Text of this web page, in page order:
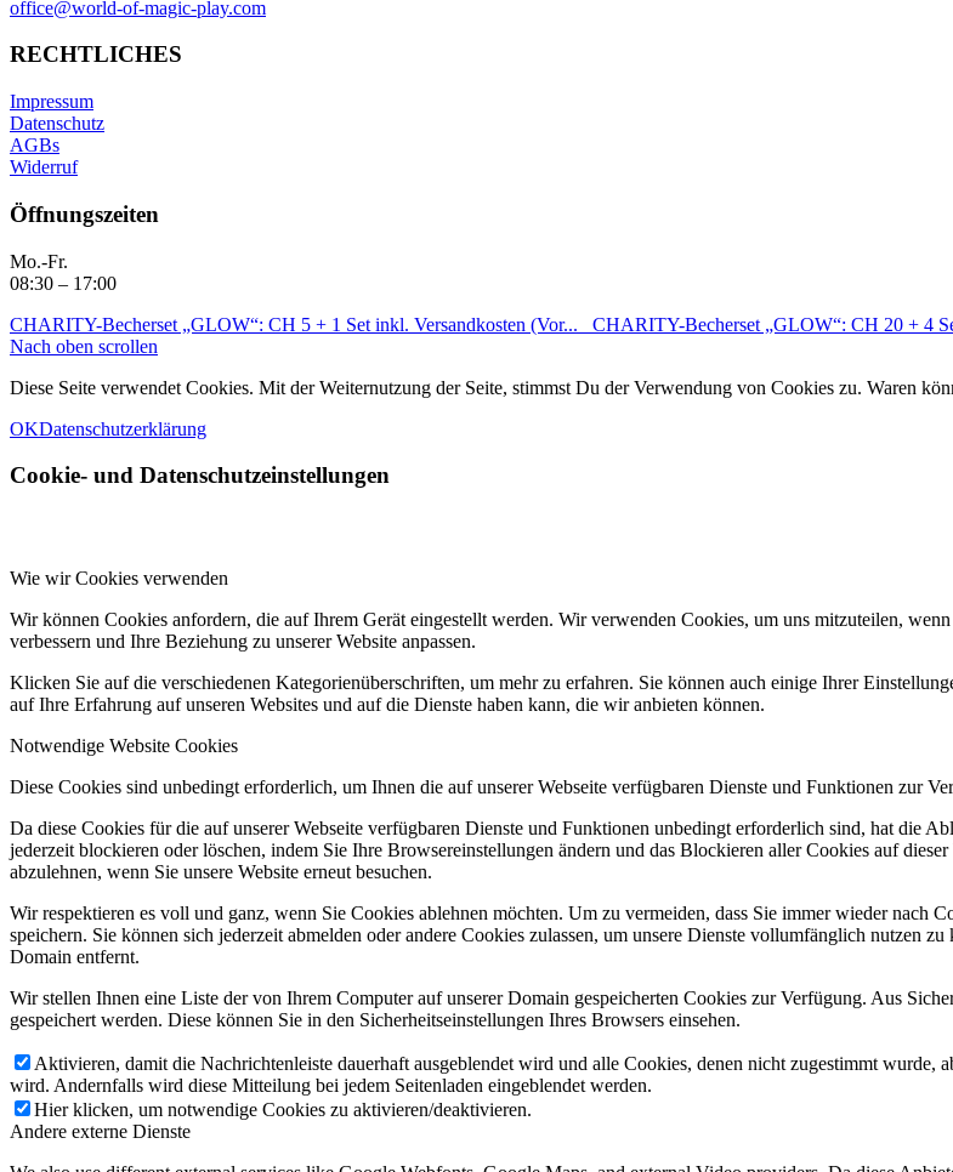
office@world-of-magic-play.com
RECHTLICHES
Impressum
Datenschutz
AGBs
Widerruf
Öffnungszeiten
Mo.-Fr.
08:30 – 17:00
CHARITY-Becherset „GLOW“: CH 5 + 1 Set inkl. Versandkosten (Vor...
CHARITY-Becherset „GLOW“: CH 20 + 4
Nach oben scrollen
Diese Seite verwendet Cookies. Mit der Weiternutzung der Seite, stimmst Du der Verwendung von Cookies zu. Waren
OKDatenschutzerklärung
Cookie- und Datenschutzeinstellungen
Wie wir Cookies verwenden
Wir können Cookies anfordern, die auf Ihrem Gerät eingestellt werden. Wir verwenden Cookies, um uns mitzuteilen,
verbessern und Ihre Beziehung zu unserer Website anpassen.
Klicken Sie auf die verschiedenen Kategorienüberschriften, um mehr zu erfahren. Sie können auch einige Ihrer
auf Ihre Erfahrung auf unseren Websites und auf die Dienste haben kann, die wir anbieten können.
Notwendige Website Cookies
Diese Cookies sind unbedingt erforderlich, um Ihnen die auf unserer Webseite verfügbaren Dienste und Funktionen zur
Da diese Cookies für die auf unserer Webseite verfügbaren Dienste und Funktionen unbedingt erforderlich sind, hat die
jederzeit blockieren oder löschen, indem Sie Ihre Browsereinstellungen ändern und das Blockieren aller Cookies auf
abzulehnen, wenn Sie unsere Website erneut besuchen.
Wir respektieren es voll und ganz, wenn Sie Cookies ablehnen möchten. Um zu vermeiden, dass Sie immer wieder nach
speichern. Sie können sich jederzeit abmelden oder andere Cookies zulassen, um unsere Dienste vollumfänglich nutzen
Domain entfernt.
Wir stellen Ihnen eine Liste der von Ihrem Computer auf unserer Domain gespeicherten Cookies zur Verfügung. Aus
gespeichert werden. Diese können Sie in den Sicherheitseinstellungen Ihres Browsers einsehen.
Aktivieren, damit die Nachrichtenleiste dauerhaft ausgeblendet wird und alle Cookies, denen nicht zugestimmt
wird. Andernfalls wird diese Mitteilung bei jedem Seitenladen eingeblendet werden.
Hier klicken, um notwendige Cookies zu aktivieren/deaktivieren.
Andere externe Dienste